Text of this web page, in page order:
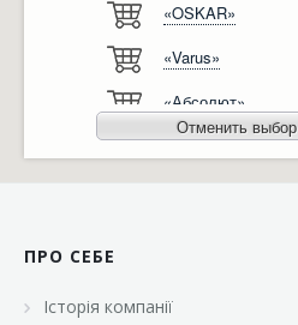
«OSKAR»
«Varus»
«Абсолют»
«Агро-Овен»
Отменить выбор
ПРО СЕБЕ
Історія компанії